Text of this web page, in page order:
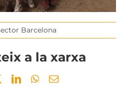
Barcelona
a la xarxa
TwitterLinkedInWhatsApp
Email